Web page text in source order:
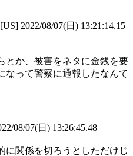
2022/08/07(日) 13:21:14.15
とか、被害をネタに金銭を要
なって警察に通報したなんて
08/07(日) 13:26:45.48
に関係を切ろうとしただけじ